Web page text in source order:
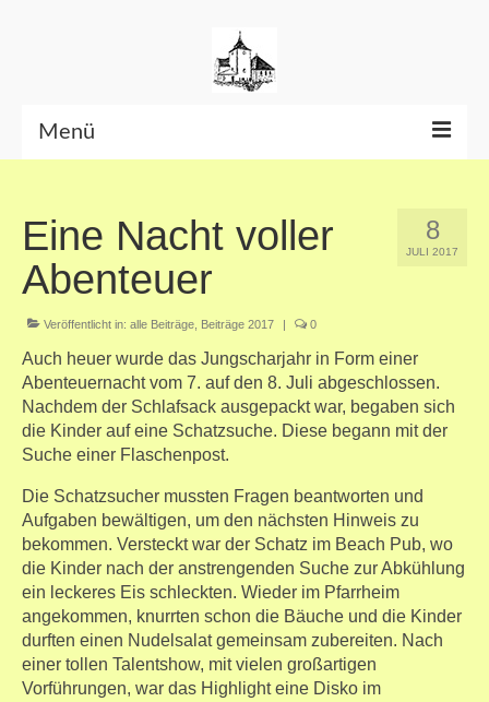
Menü
Datenschutzerklärung 8
JULI 2017
Eine Nacht voller
Abenteuer
Veröffentlicht in: alle Beiträge Beiträge 2017 | 0
Auch heuer wurde das Jungscharjahr in Form einer
Abenteuernacht vom 7. auf den 8. Juli abgeschlossen.
Nachdem der Schlafsack ausgepackt war, begaben sich
die Kinder auf eine Schatzsuche. Diese begann mit der
Suche einer Flaschenpost.
Die Schatzsucher mussten Fragen beantworten und
Aufgaben bewältigen, um den nächsten Hinweis zu
bekommen. Versteckt war der Schatz im Beach Pub, wo
die Kinder nach der anstrengenden Suche zur Abkühlung
ein leckeres Eis schleckten. Wieder im Pfarrheim
angekommen, knurrten schon die Bäuche und die Kinder
durften einen Nudelsalat gemeinsam zubereiten. Nach
einer tollen Talentshow, mit vielen großartigen
Vorführungen, war das Highlight eine Disko im